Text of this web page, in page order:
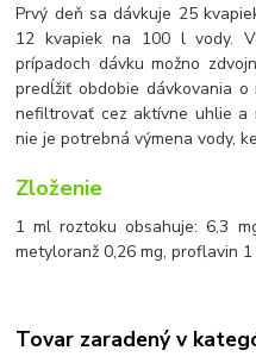
Prvý deň sa dávkuje 25
12 kvapiek na 100 l vody.
prípadoch dávku možno
predĺžiť obdobie dávkovania
nefiltrovať cez aktívne uhlie a
nie je potrebná výmena vody,
Zloženie
1 ml roztoku obsahuje: 6,3
metyloranž 0,26 mg, proflavin 1
Tovar zaradený v